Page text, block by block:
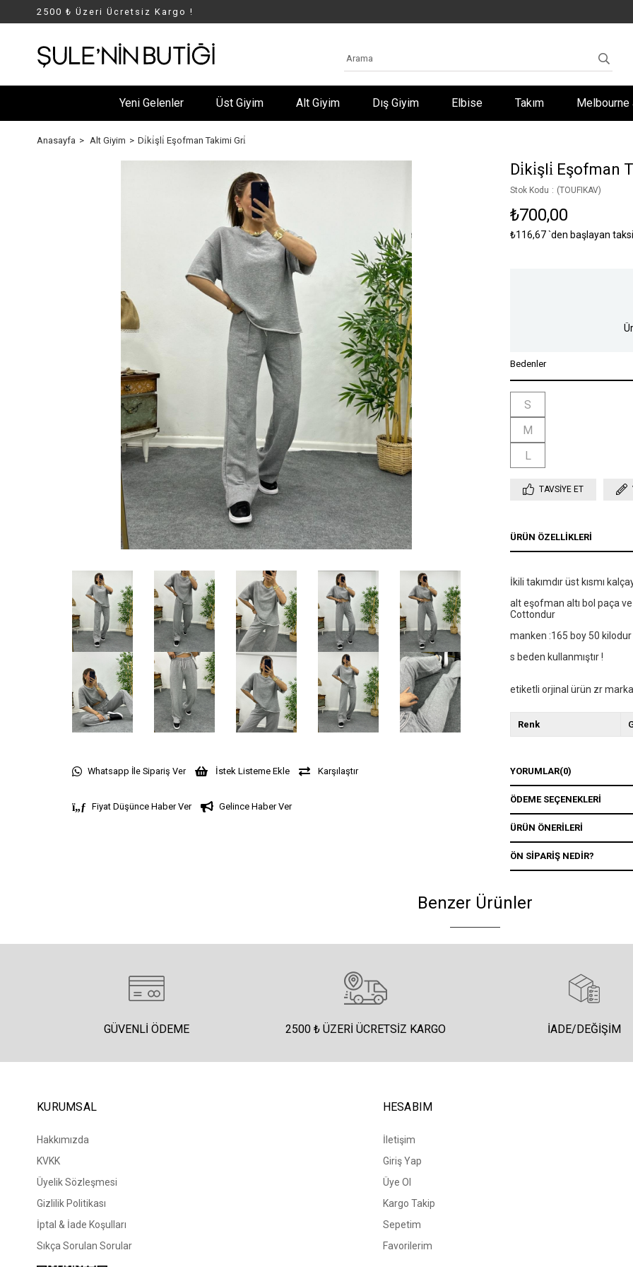
2500 ₺ Üzeri Ücretsiz Kargo !
Yeni Gelenler Üst Giyim Alt Giyim Dış Giyim Elbise Takım Melbourne
Anasayfa Alt Giyim Di̇ki̇şli̇ Eşofman Takimi Gri̇
Whatsapp İle Sipariş Ver İstek Listeme Ekle Karşılaştır
Fiyat Düşünce Haber Ver Gelince Haber Ver
Di̇ki̇şli̇ Eşofman
Stok Kodu (TOUFIKAV)
₺700,00
₺116,67`den başlayan
Bedenler
S
M
L
TAVSIYE ET
ÜRÜN ÖZELLIKLERI
İkili takımdır üst kısmı
alt eşofman altı bol paça
Cottondur
manken :165 boy 50 kilodur
s beden kullanmıştır !
etiketli orjinal ürün zr
Renk
YORUMLAR(0)
ÖDEME SEÇENEKLERI
ÜRÜN ÖNERILERI
ÖN SIPARIŞ NEDIR?
Benzer Ürünler
GÜVENLI ÖDEME 2500 ₺ ÜZERI ÜCRETSIZ KARGO İADE/DEĞIŞIM
KURUMSAL
Hakkımızda
KVKK
Üyelik Sözleşmesi
Gizlilik Politikası
İptal & İade Koşulları
Sıkça Sorulan Sorular
HESABIM
İletişim
Giriş Yap
Üye Ol
Kargo Takip
Sepetim
Favorilerim